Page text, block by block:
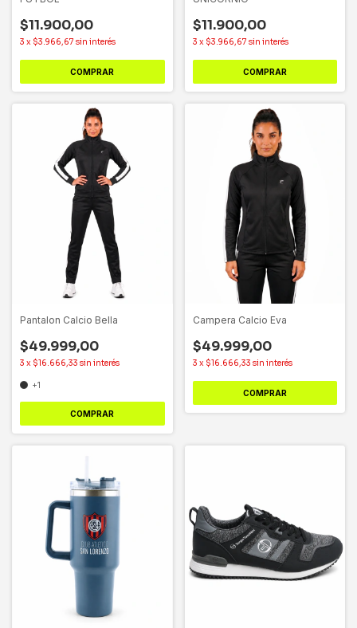
$11.900,00
3 x $3.966,67 sin interés
COMPRAR
$11.900,00
3 x $3.966,67 sin interés
COMPRAR
Pantalon Calcio Bella
$49.999,00
3 x $16.666,33 sin interés
+1
COMPRAR
Campera Calcio Eva
$49.999,00
3 x $16.666,33 sin interés
COMPRAR